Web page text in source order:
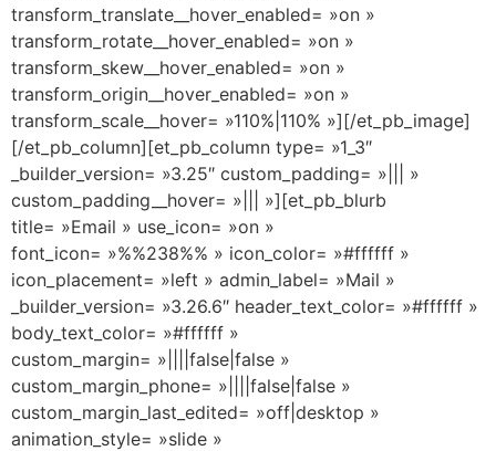
transform_translate__hover_enabled= »on »
transform_rotate__hover_enabled= »on »
transform_skew__hover_enabled= »on »
transform_origin__hover_enabled= »on »
transform_scale__hover= »110%|110% »][/et_pb_image]
[/et_pb_column][et_pb_column type= »1_3″
_builder_version= »3.25″ custom_padding= »||| »
custom_padding__hover= »||| »][et_pb_blurb
title= »Email » use_icon= »on »
font_icon= »%%238%% » icon_color= »#ffffff »
icon_placement= »left » admin_label= »Mail »
_builder_version= »3.26.6″ header_text_color= »#ffffff »
body_text_color= »#ffffff »
custom_margin= »||||false|false »
custom_margin_phone= »||||false|false »
custom_margin_last_edited= »off|desktop »
animation_style= »slide »